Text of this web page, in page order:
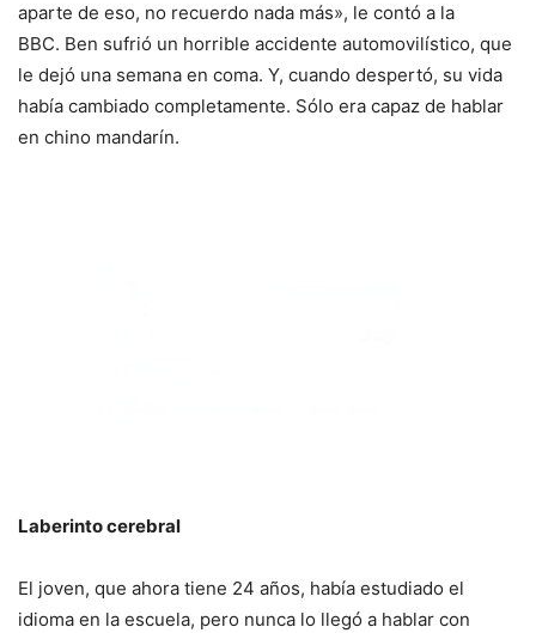
aparte de eso, no recuerdo nada más», le contó a la
BBC. Ben sufrió un horrible accidente automovilístico, que
le dejó una semana en coma. Y, cuando despertó, su vida
había cambiado completamente. Sólo era capaz de hablar
en chino mandarín.
Laberinto cerebral
El joven, que ahora tiene 24 años, había estudiado el
idioma en la escuela, pero nunca lo llegó a hablar con